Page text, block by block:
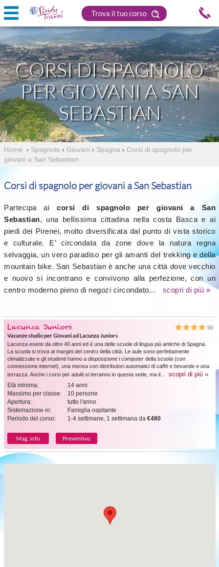
Trova il tuo corso
CORSI DI SPAGNOLO
PER GIOVANI A SAN
SEBASTIAN
Home › Spagnolo › Giovani › Spagna › Corsi di spagnolo per
giovani a San Sebastian
Corsi di spagnolo per giovani a San Sebastian
Partecipa ai corsi di spagnolo per giovani a San
Sebastian, una bellissima cittadina nella costa Basca e ai
piedi dei Pirenei, molto diversificata dal punto di vista storico
e culturale. E’ circondata da zone dove la natura regna
selvaggia, un vero paradiso per gli amanti del trekking e della
mountain bike. San Sebastian è anche una città dove vecchio
e nuovo si incontrano e convivono alla perfezione, con un
centro moderno pieno di negozi circondato...
scopri di più »
Lacunza Juniors
(6)
Vacanze studio per Giovani ad Lacunza Juniors
Lacunza esiste da oltre 40 anni ed è una delle scuole di lingua più antiche di Spagna.
La scuola si trova ai margini del centro della città. Le aule sono perfettamente
climatizzate e gli studenti hanno a disposizione i computer della scuola (con
connessione internet), una mensa con distributori automatici di caffè e bevande e una
terrazza. Anche i corsi per adulti si terranno in questa sede, ma il...
scopri di più »
Età minima:
14 anni
Massimo per classe:
10 persone
Apertura:
tutto l'anno
Sistemazione in:
Famiglia ospitante
Periodo del corso:
1-4 settimane, 1 settimana da €480
Mag. info Preventivo